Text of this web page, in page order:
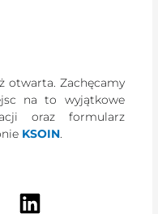
otwarta. Zachęcamy
na to wyjątkowe
oraz formularz
KSOIN.